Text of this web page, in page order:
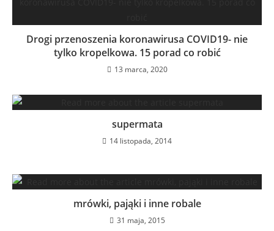
Drogi przenoszenia koronawirusa COVID19- nie
tylko kropelkowa. 15 porad co robić
13 marca, 2020
supermata
14 listopada, 2014
mrówki, pająki i inne robale
31 maja, 2015